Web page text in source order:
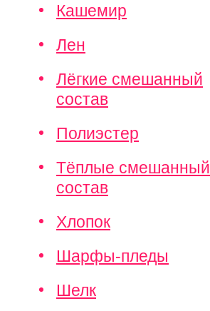
Кашемир
Лен
Лёгкие смешанный
состав
Полиэстер
Тёплые смешанный
состав
Хлопок
Шарфы-пледы
Шелк